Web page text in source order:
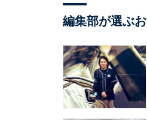
編集部が選ぶ